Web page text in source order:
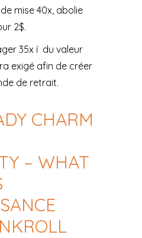
mise 40x, abolie
2$.
35x í du valeur
exigé afin de créer
de retrait.
CHARM
– WHAT